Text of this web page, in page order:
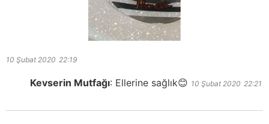
10 Şubat 2020 22:19
Kevserin Mutfağı: Ellerine sağlık😊 10 Şubat 2020 22:21